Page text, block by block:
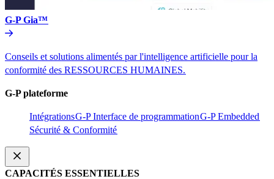
G-P Gia™​​
Conseils et solutions alimentés par l'intelligence artificielle pour la
conformité des RESSOURCES HUMAINES.​​
G-P plateforme​​
Intégrations​​G-P Interface de programmation​​G-P Embedded​​
Sécurité & Conformité​​
CAPACITÉS ESSENTIELLES​​